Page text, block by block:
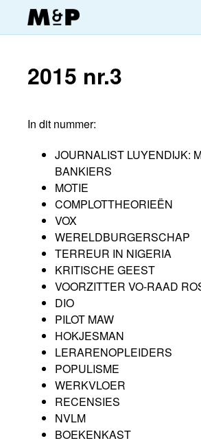
2015 nr.3
In dit nummer:
JOURNALIST LUYENDIJK:
BANKIERS
MOTIE
COMPLOTTHEORIEËN
VOX
WERELDBURGERSCHAP
TERREUR IN NIGERIA
KRITISCHE GEEST
VOORZITTER VO-RAAD
DIO
PILOT MAW
HOKJESMAN
LERARENOPLEIDERS
POPULISME
WERKVLOER
RECENSIES
NVLM
BOEKENKAST